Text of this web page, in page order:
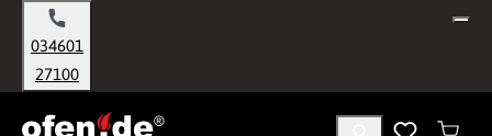
springen
034601
27100